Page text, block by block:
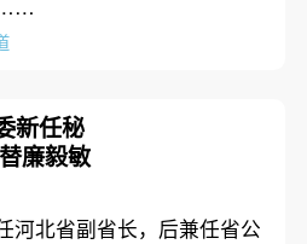
……
新任秘
廉毅敏
河北省副省长，后兼任省公